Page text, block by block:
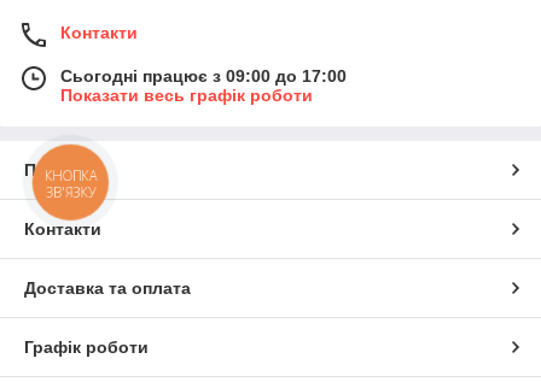
Контакти
Сьогодні працює з 09:00 до 17:00
Показати весь графік роботи
Про нас
Контакти
Доставка та оплата
Графік роботи
КНОПКА
ЗВ'ЯЗКУ